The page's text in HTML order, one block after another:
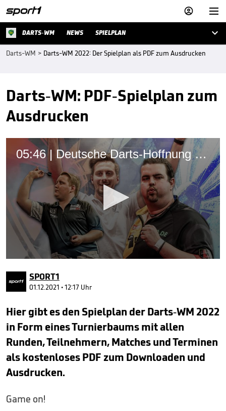


DARTS-WM NEWS SPIELPLAN 
Darts-WM > Darts-WM 2022: Der Spielplan als PDF zum Ausdrucken
Darts-WM: PDF-Spielplan zum
Ausdrucken
05:46 | Deutsche Darts-Hoffnung Clemens: "Muss zeigen, was in ihm steckt!"
seconds
of
minutes,
seconds
SPORT1
01.12.2021 • 12:17 Uhr
Hier gibt es den Spielplan der Darts-WM 2022
in Form eines Turnierbaums mit allen
Runden, Teilnehmern, Matches und Terminen
als kostenloses PDF zum Downloaden und
Ausdrucken.
Game on!